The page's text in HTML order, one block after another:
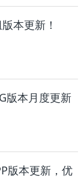
本更新！
版本月度更新
版本更新，优